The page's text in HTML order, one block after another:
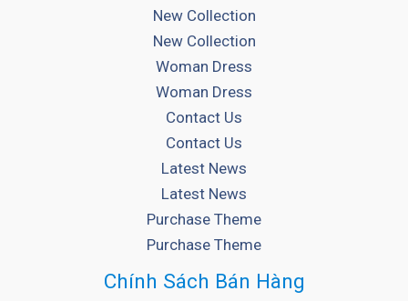
New Collection
New Collection
Woman Dress
Woman Dress
Contact Us
Contact Us
Latest News
Latest News
Purchase Theme
Purchase Theme
Chính Sách Bán Hàng